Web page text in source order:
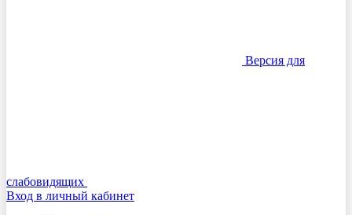
Версия для
слабовидящих
Вход в личный кабинет